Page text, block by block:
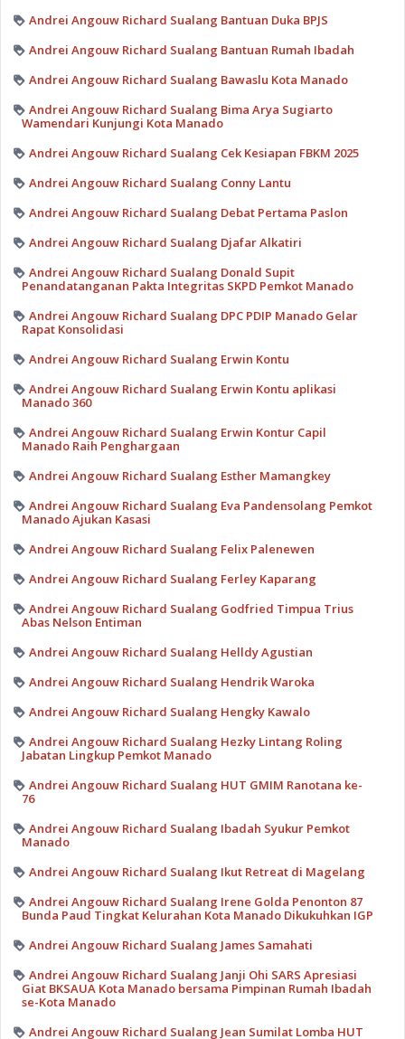
Andrei Angouw Richard Sualang Bantuan Duka BPJS
Andrei Angouw Richard Sualang Bantuan Rumah Ibadah
Andrei Angouw Richard Sualang Bawaslu Kota Manado
Andrei Angouw Richard Sualang Bima Arya Sugiarto
Wamendari Kunjungi Kota Manado
Andrei Angouw Richard Sualang Cek Kesiapan FBKM 2025
Andrei Angouw Richard Sualang Conny Lantu
Andrei Angouw Richard Sualang Debat Pertama Paslon
Andrei Angouw Richard Sualang Djafar Alkatiri
Andrei Angouw Richard Sualang Donald Supit
Penandatanganan Pakta Integritas SKPD Pemkot Manado
Andrei Angouw Richard Sualang DPC PDIP Manado Gelar
Rapat Konsolidasi
Andrei Angouw Richard Sualang Erwin Kontu
Andrei Angouw Richard Sualang Erwin Kontu aplikasi
Manado 360
Andrei Angouw Richard Sualang Erwin Kontur Capil
Manado Raih Penghargaan
Andrei Angouw Richard Sualang Esther Mamangkey
Andrei Angouw Richard Sualang Eva Pandensolang Pemkot
Manado Ajukan Kasasi
Andrei Angouw Richard Sualang Felix Palenewen
Andrei Angouw Richard Sualang Ferley Kaparang
Andrei Angouw Richard Sualang Godfried Timpua Trius
Abas Nelson Entiman
Andrei Angouw Richard Sualang Helldy Agustian
Andrei Angouw Richard Sualang Hendrik Waroka
Andrei Angouw Richard Sualang Hengky Kawalo
Andrei Angouw Richard Sualang Hezky Lintang Roling
Jabatan Lingkup Pemkot Manado
Andrei Angouw Richard Sualang HUT GMIM Ranotana ke-
76
Andrei Angouw Richard Sualang Ibadah Syukur Pemkot
Manado
Andrei Angouw Richard Sualang Ikut Retreat di Magelang
Andrei Angouw Richard Sualang Irene Golda Penonton 87
Bunda Paud Tingkat Kelurahan Kota Manado Dikukuhkan IGP
Andrei Angouw Richard Sualang James Samahati
Andrei Angouw Richard Sualang Janji Ohi SARS Apresiasi
Giat BKSAUA Kota Manado bersama Pimpinan Rumah Ibadah
se-Kota Manado
Andrei Angouw Richard Sualang Jean Sumilat Lomba HUT